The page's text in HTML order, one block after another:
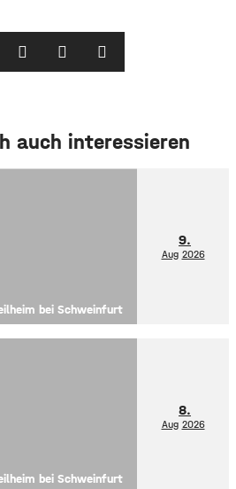
auch interessieren
bei Schweinfurt
9.
Aug 2026
bei Schweinfurt
8.
Aug 2026